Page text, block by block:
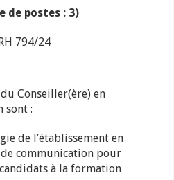
de postes : 3)
794/24
Conseiller(ère) en
sont :
de l’établissement en
communication pour
à la formation